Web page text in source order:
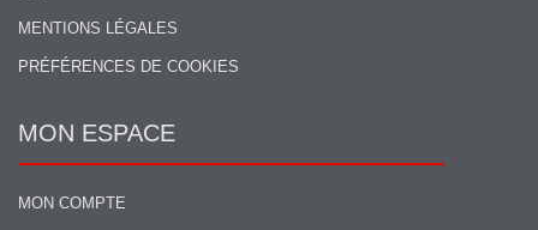
MENTIONS LÉGALES
PRÉFÉRENCES DE COOKIES
MON ESPACE
MON COMPTE